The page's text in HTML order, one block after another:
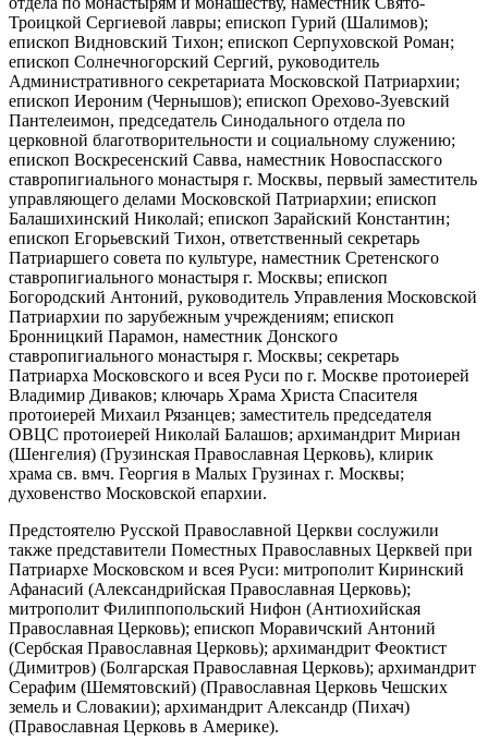
Троицкой Сергиевой лавры; епископ Гурий (Шалимов);
епископ Видновский Тихон; епископ Серпуховской Роман;
епископ Солнечногорский Сергий, руководитель
Административного секретариата Московской Патриархии;
епископ Иероним (Чернышов); епископ Орехово-Зуевский
Пантелеимон, председатель Синодального отдела по
церковной благотворительности и социальному служению;
епископ Воскресенский Савва, наместник Новоспасского
ставропигиального монастыря г. Москвы, первый заместитель
управляющего делами Московской Патриархии; епископ
Балашихинский Николай; епископ Зарайский Константин;
епископ Егорьевский Тихон, ответственный секретарь
Патриаршего совета по культуре, наместник Сретенского
ставропигиального монастыря г. Москвы; епископ
Богородский Антоний, руководитель Управления Московской
Патриархии по зарубежным учреждениям; епископ
Бронницкий Парамон, наместник Донского
ставропигиального монастыря г. Москвы; секретарь
Патриарха Московского и всея Руси по г. Москве протоиерей
Владимир Диваков; ключарь Храма Христа Спасителя
протоиерей Михаил Рязанцев; заместитель председателя
ОВЦС протоиерей Николай Балашов; архимандрит Мириан
(Шенгелия) (Грузинская Православная Церковь), клирик
храма св. вмч. Георгия в Малых Грузинах г. Москвы;
духовенство Московской епархии.
Предстоятелю Русской Православной Церкви сослужили
также представители Поместных Православных Церквей при
Патриархе Московском и всея Руси: митрополит Киринский
Афанасий (Александрийская Православная Церковь);
митрополит Филиппопольский Нифон (Антиохийская
Православная Церковь); епископ Моравичский Антоний
(Сербская Православная Церковь); архимандрит Феоктист
(Димитров) (Болгарская Православная Церковь); архимандрит
Серафим (Шемятовский) (Православная Церковь Чешских
земель и Словакии); архимандрит Александр (Пихач)
(Православная Церковь в Америке).